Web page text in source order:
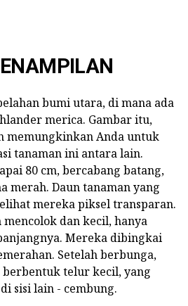
bumi utara, di mana ada
merica. Gambar itu,
memungkinkan Anda untuk
tanaman ini antara lain.
80 cm, bercabang batang,
merah. Daun tanaman yang
mereka piksel transparan.
dan kecil, hanya
Mereka dibingkai
Setelah berbunga,
berbentuk telur kecil, yang
sisi lain - cembung.